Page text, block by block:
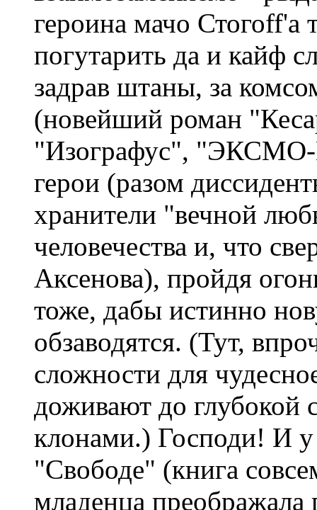
героина мачо Стогоff'а
погутарить да и кайф
задрав штаны, за
(новейший роман
"Изографус", "ЭКСМО-
герои (разом
хранители "вечной
человечества и, что
Аксенова), пройдя
тоже, дабы истинно
обзаводятся. (Тут,
сложности для
доживают до глубокой
клонами.) Господи! И
"Свободе" (книга
младенца преображала